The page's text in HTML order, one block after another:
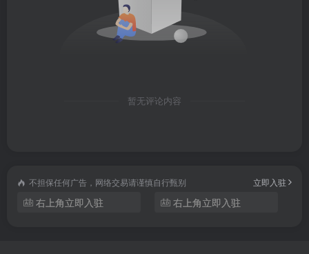
暂无评论内容
不担保任何广告，网络交易请谨慎自行甄别 立即入驻
右上角立即入驻 右上角立即入驻